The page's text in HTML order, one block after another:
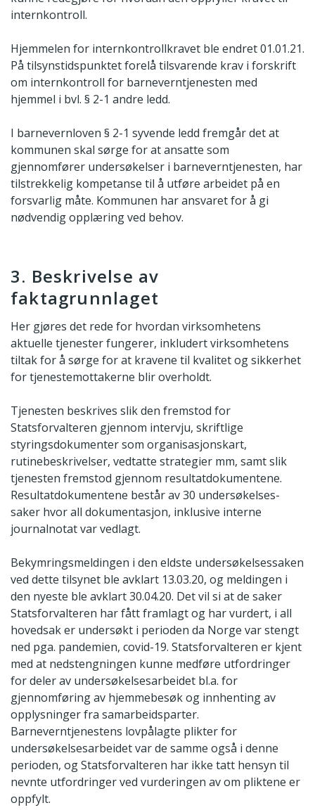
internkontroll.
Hjemmelen for internkontrollkravet ble endret 01.01.21.
På tilsynstidspunktet forelå tilsvarende krav i forskrift
om internkontroll for barneverntjenesten med
hjemmel i bvl. § 2-1 andre ledd.
I barnevernloven § 2-1 syvende ledd fremgår det at
kommunen skal sørge for at ansatte som
gjennomfører undersøkelser i barneverntjenesten, har
tilstrekkelig kompetanse til å utføre arbeidet på en
forsvarlig måte. Kommunen har ansvaret for å gi
nødvendig opplæring ved behov.
3. Beskrivelse av
faktagrunnlaget
Her gjøres det rede for hvordan virksomhetens
aktuelle tjenester fungerer, inkludert virksomhetens
tiltak for å sørge for at kravene til kvalitet og sikkerhet
for tjenestemottakerne blir overholdt.
Tjenesten beskrives slik den fremstod for
Statsforvalteren gjennom intervju, skriftlige
styringsdokumenter som organisasjonskart,
rutinebeskrivelser, vedtatte strategier mm, samt slik
tjenesten fremstod gjennom resultatdokumentene.
Resultatdokumentene består av 30 undersøkelses-
saker hvor all dokumentasjon, inklusive interne
journalnotat var vedlagt.
Bekymringsmeldingen i den eldste undersøkelsessaken
ved dette tilsynet ble avklart 13.03.20, og meldingen i
den nyeste ble avklart 30.04.20. Det vil si at de saker
Statsforvalteren har fått framlagt og har vurdert, i all
hovedsak er undersøkt i perioden da Norge var stengt
ned pga. pandemien, covid-19. Statsforvalteren er kjent
med at nedstengningen kunne medføre utfordringer
for deler av undersøkelsesarbeidet bl.a. for
gjennomføring av hjemmebesøk og innhenting av
opplysninger fra samarbeidsparter.
Barneverntjenestens lovpålagte plikter for
undersøkelsesarbeidet var de samme også i denne
perioden, og Statsforvalteren har ikke tatt hensyn til
nevnte utfordringer ved vurderingen av om pliktene er
oppfylt.